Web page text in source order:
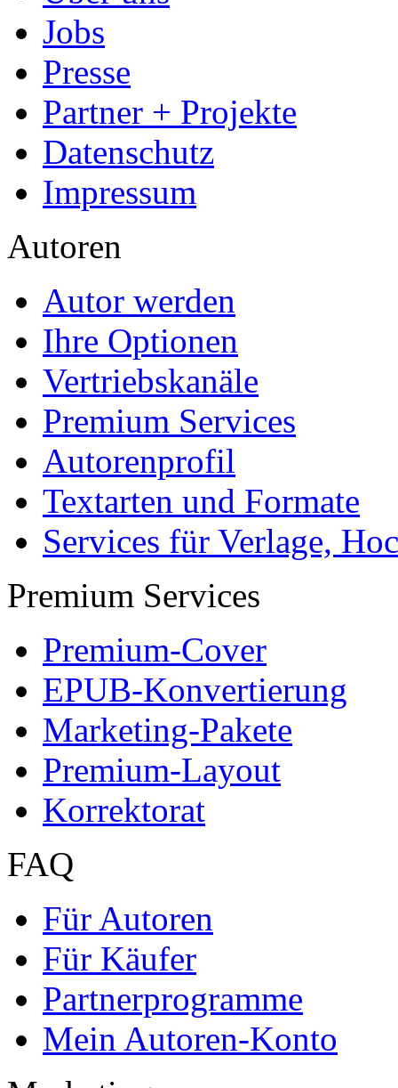
Ihre Arbeit hochladen
Ihre Hausarbeit /
- Publikation als E-Book
- Hohes Honorar auf die
- Für Sie komplett
- Es dauert nur 5 Minuten
- Jede Arbeit findet Leser
Allgemein
Home
Arbeiten hochladen
Katalog
Tipps und Ratschläge
Die Diplomarbeit
Services & Vorlagen
Über uns
Jobs
Presse
Partner + Projekte
Datenschutz
Impressum